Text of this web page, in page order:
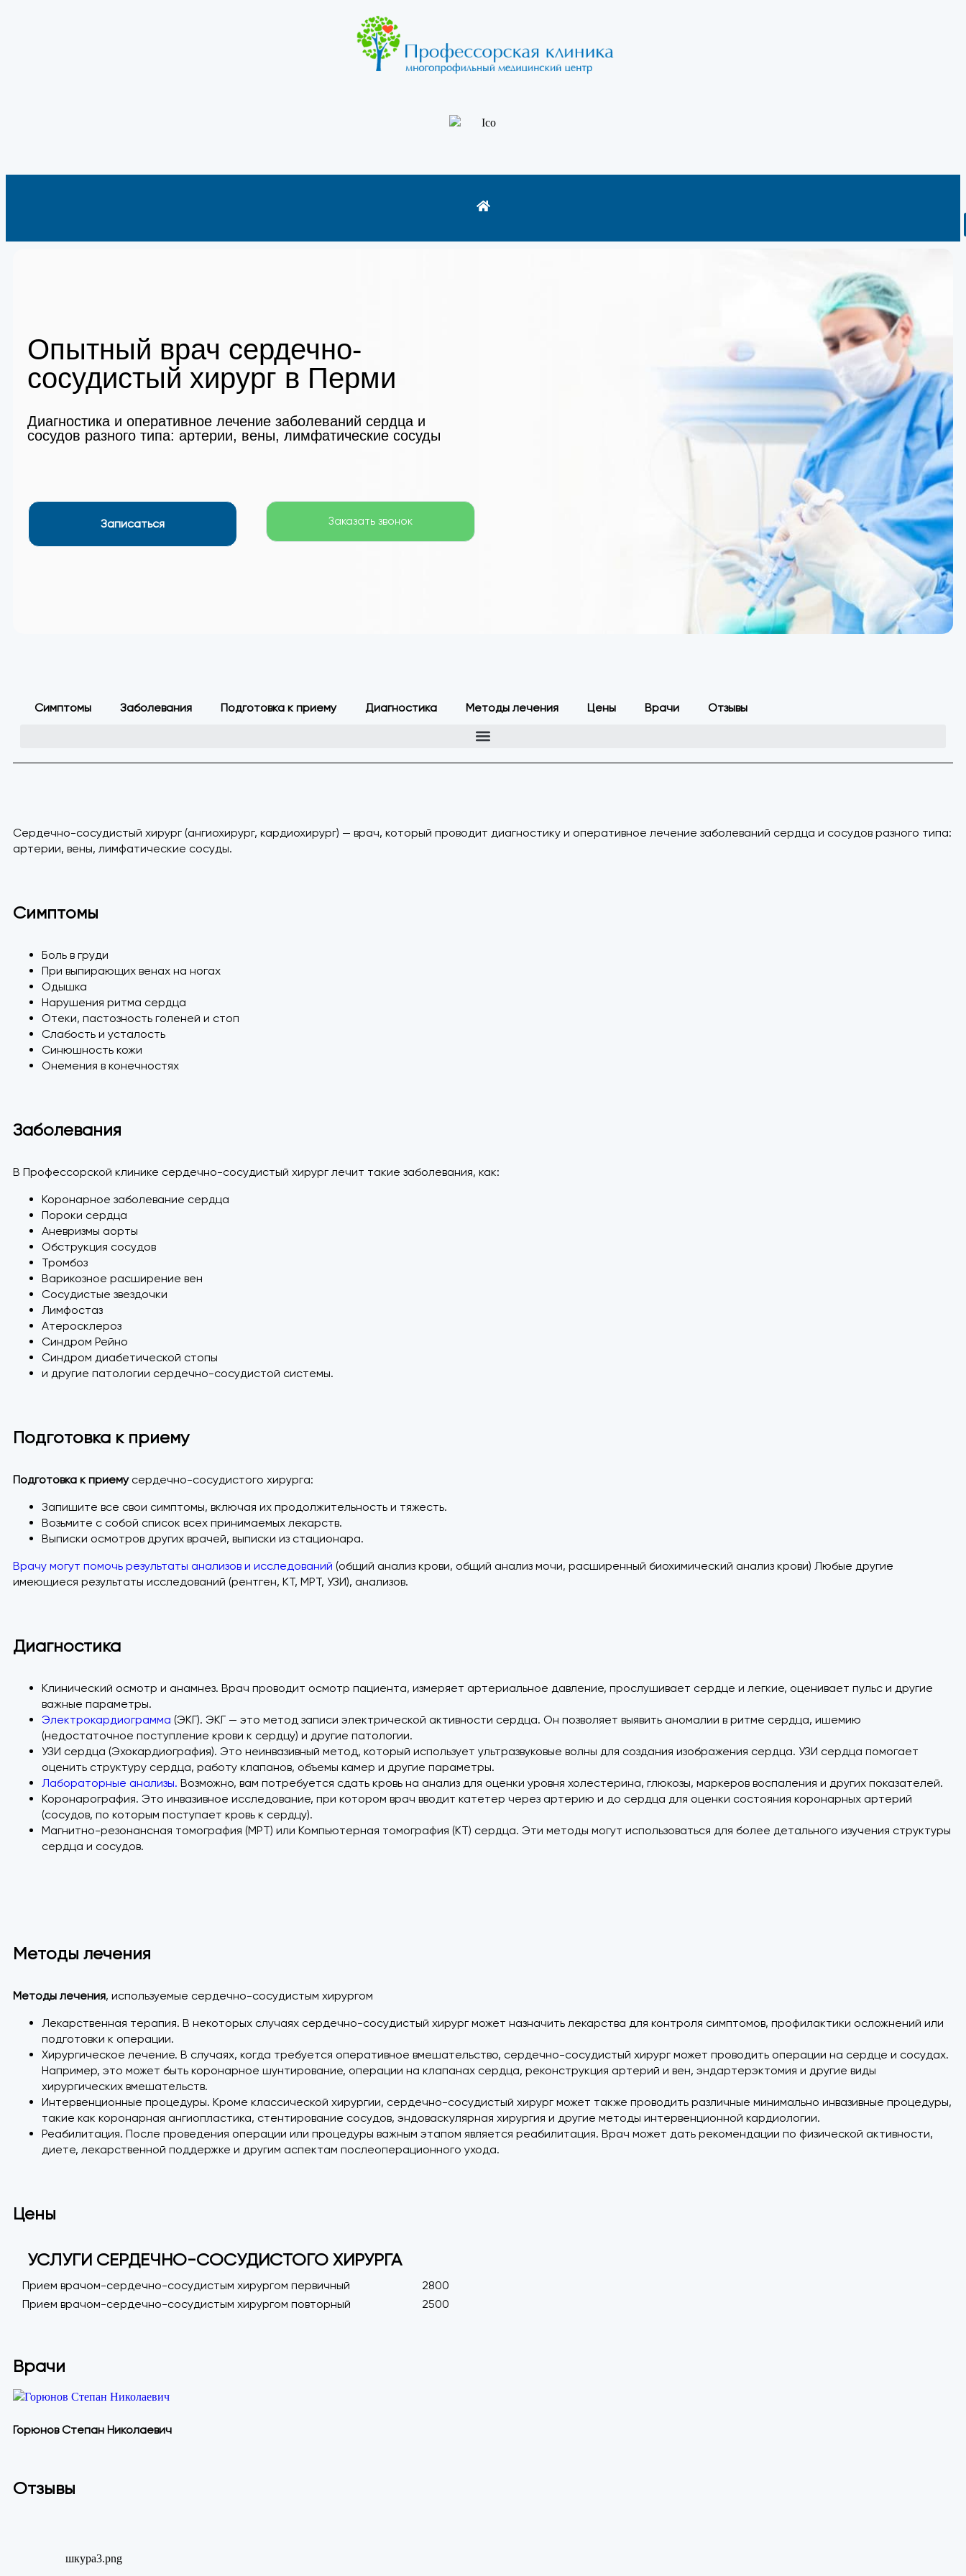
Опытный врач сердечно-
сосудистый хирург в Перми
Диагностика и оперативное лечение заболеваний сердца и
сосудов разного типа: артерии, вены, лимфатические сосуды
Записаться Заказать звонок
Симптомы Заболевания Подготовка к приему Диагностика Методы лечения Цены Врачи Отзывы
Сердечно-сосудистый хирург (ангиохирург, кардиохирург) — врач, который проводит диагностику и оперативное лечение заболеваний сердца и сосудов разного типа:
артерии, вены, лимфатические сосуды.
Симптомы
Боль в груди
При выпирающих венах на ногах
Одышка
Нарушения ритма сердца
Отеки, пастозность голеней и стоп
Слабость и усталость
Синюшность кожи
Онемения в конечностях
Заболевания
В Профессорской клинике сердечно-сосудистый хирург лечит такие заболевания, как:
Коронарное заболевание сердца
Пороки сердца
Аневризмы аорты
Обструкция сосудов
Тромбоз
Варикозное расширение вен
Сосудистые звездочки
Лимфостаз
Атеросклероз
Синдром Рейно
Синдром диабетической стопы
и другие патологии сердечно-сосудистой системы.
Подготовка к приему
Подготовка к приему сердечно-сосудистого хирурга:
Запишите все свои симптомы, включая их продолжительность и тяжесть.
Возьмите с собой список всех принимаемых лекарств.
Выписки осмотров других врачей, выписки из стационара.
Врачу могут помочь результаты анализов и исследований (общий анализ крови, общий анализ мочи, расширенный биохимический анализ крови) Любые другие
имеющиеся результаты исследований (рентген, КТ, МРТ, УЗИ), анализов.
Диагностика
Клинический осмотр и анамнез. Врач проводит осмотр пациента, измеряет артериальное давление, прослушивает сердце и легкие, оценивает пульс и другие
важные параметры.
Электрокардиограмма (ЭКГ). ЭКГ — это метод записи электрической активности сердца. Он позволяет выявить аномалии в ритме сердца, ишемию
(недостаточное поступление крови к сердцу) и другие патологии.
УЗИ сердца (Эхокардиография). Это неинвазивный метод, который использует ультразвуковые волны для создания изображения сердца. УЗИ сердца помогает
оценить структуру сердца, работу клапанов, объемы камер и другие параметры.
Лабораторные анализы. Возможно, вам потребуется сдать кровь на анализ для оценки уровня холестерина, глюкозы, маркеров воспаления и других показателей.
Коронарография. Это инвазивное исследование, при котором врач вводит катетер через артерию и до сердца для оценки состояния коронарных артерий
(сосудов, по которым поступает кровь к сердцу).
Магнитно-резонансная томография (МРТ) или Компьютерная томография (КТ) сердца. Эти методы могут использоваться для более детального изучения структуры
сердца и сосудов.
Методы лечения
Методы лечения, используемые сердечно-сосудистым хирургом
Лекарственная терапия. В некоторых случаях сердечно-сосудистый хирург может назначить лекарства для контроля симптомов, профилактики осложнений или
подготовки к операции.
Хирургическое лечение. В случаях, когда требуется оперативное вмешательство, сердечно-сосудистый хирург может проводить операции на сердце и сосудах.
Например, это может быть коронарное шунтирование, операции на клапанах сердца, реконструкция артерий и вен, эндартерэктомия и другие виды
хирургических вмешательств.
Интервенционные процедуры. Кроме классической хирургии, сердечно-сосудистый хирург может также проводить различные минимально инвазивные процедуры,
такие как коронарная ангиопластика, стентирование сосудов, эндоваскулярная хирургия и другие методы интервенционной кардиологии.
Реабилитация. После проведения операции или процедуры важным этапом является реабилитация. Врач может дать рекомендации по физической активности,
диете, лекарственной поддержке и другим аспектам послеоперационного ухода.
Цены
УСЛУГИ СЕРДЕЧНО-СОСУДИСТОГО ХИРУРГА
Прием врачом-сердечно-сосудистым хирургом первичный
2800
Прием врачом-сердечно-сосудистым хирургом повторный
2500
Врачи
Горюнов Степан Николаевич
Отзывы